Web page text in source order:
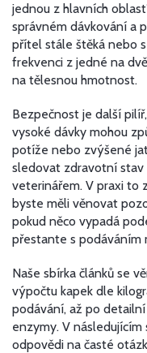
jednou z hlavních
správném dávkování a
přítel stále štěká nebo
frekvenci z jedné na
na tělesnou hmotnost.
Bezpečnost je další
vysoké dávky mohou
potíže nebo zvýšené
sledovat zdravotní
veterinářem. V praxi to
byste měli věnovat
pokud něco vypadá
přestante s podáváním
Naše sbírka článků se
výpočtu kapek dle
podávání, až po
enzymy. V
odpovědi na časté